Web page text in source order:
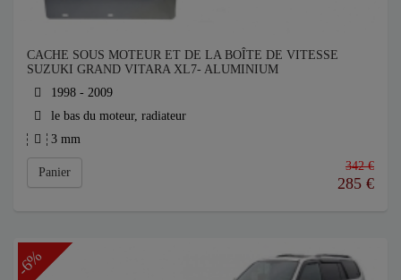
CACHE SOUS MOTEUR ET DE LA BOÎTE DE VITESSE
SUZUKI GRAND VITARA XL7- ALUMINIUM
1998 - 2009
le bas du moteur, radiateur
3 mm
Panier 342 €
285 €
-6%